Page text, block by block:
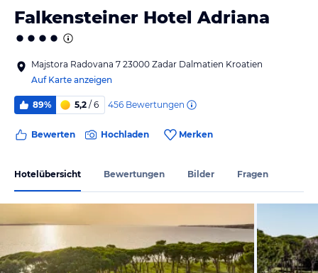
Falkensteiner Hotel Adriana
Majstora Radovana 7 23000 Zadar Dalmatien Kroatien
Auf Karte anzeigen
89% 5,2 / 6 456 Bewertungen
Bewerten Hochladen Merken
Hotelübersicht Bewertungen Bilder Fragen